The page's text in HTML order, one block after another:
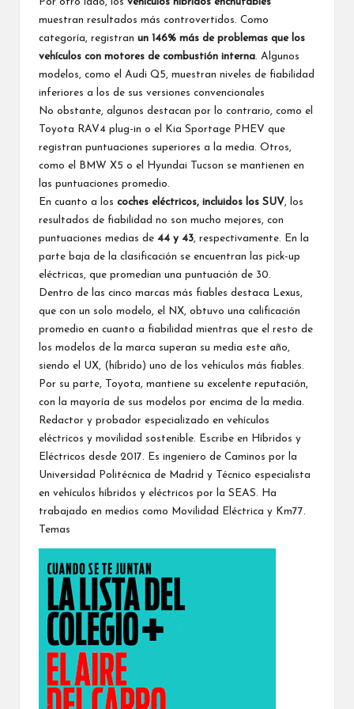
muestran resultados más controvertidos. Como
categoría, registran un 146% más de problemas que los
vehículos con motores de combustión interna . Algunos
modelos, como el Audi Q5, muestran niveles de fiabilidad
inferiores a los de sus versiones convencionales
No obstante, algunos destacan por lo contrario, como el
Toyota RAV4 plug-in o el Kia Sportage PHEV que
registran puntuaciones superiores a la media. Otros,
como el BMW X5 o el Hyundai Tucson se mantienen en
las puntuaciones promedio.
En cuanto a los coches eléctricos, incluidos los SUV , los
resultados de fiabilidad no son mucho mejores, con
puntuaciones medias de 44 y 43 , respectivamente. En la
parte baja de la clasificación se encuentran las pick-up
eléctricas, que promedian una puntuación de 30.
Dentro de las cinco marcas más fiables destaca Lexus,
que con un solo modelo, el NX, obtuvo una calificación
promedio en cuanto a fiabilidad mientras que el resto de
los modelos de la marca superan su media este año,
siendo el UX, (híbrido) uno de los vehículos más fiables.
Por su parte, Toyota, mantiene su excelente reputación,
con la mayoría de sus modelos por encima de la media.
Redactor y probador especializado en vehículos
eléctricos y movilidad sostenible. Escribe en Híbridos y
Eléctricos desde 2017. Es ingeniero de Caminos por la
Universidad Politécnica de Madrid y Técnico especialista
en vehículos híbridos y eléctricos por la SEAS . Ha
trabajado en medios como Movilidad Eléctrica y Km77.
Temas